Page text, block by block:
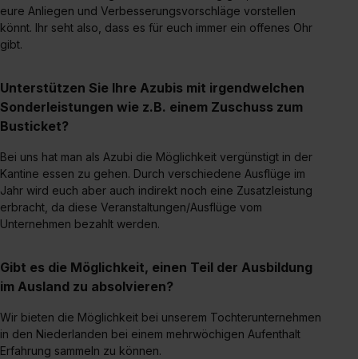
Auswahl über die Checkboxen und klick auf „Auswahl
erlauben“. Die Einwilligung zur Platzierung von Cookies
der Kategorien „Präferenzen“, „Statistiken“ und „Social
zur Übermittlung deiner Daten in die USA (Art. 49 Abs. 1
S. 1 lit. a) DS-GVO). Die USA verfügen über kein
angemessenes Datenschutzniveau (EuGH – Schrems
Wirkung für die Zukunft ganz oder teilweise über unsere
Datenschutzerklärung unter dem Punkt „Datenschutz-
Einstellungen“ widerrufen. Weitere Informationen zu den
einzelnen Cookies findest du durch Klick auf „Details
eure Anliegen und Verbesserungsvorschläge vorstellen
könnt. Ihr seht also, dass es für euch immer ein offenes Ohr
gibt.
Unterstützen Sie Ihre Azubis mit irgendwelchen
Sonderleistungen wie z.B. einem Zuschuss zum
Busticket?
Bei uns hat man als Azubi die Möglichkeit vergünstigt in der
Kantine essen zu gehen. Durch verschiedene Ausflüge im
Jahr wird euch aber auch indirekt noch eine Zusatzleistung
erbracht, da diese Veranstaltungen/Ausflüge vom
Unternehmen bezahlt werden.
Gibt es die Möglichkeit, einen Teil der Ausbildung
im Ausland zu absolvieren?
Wir bieten die Möglichkeit bei unserem Tochterunternehmen
in den Niederlanden bei einem mehrwöchigen Aufenthalt
Erfahrung sammeln zu können.